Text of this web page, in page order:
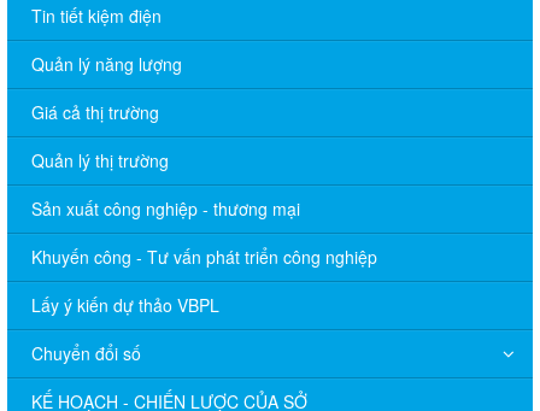
Tin tiết kiệm điện
Quản lý năng lượng
Giá cả thị trường
Quản lý thị trường
Sản xuất công nghiệp - thương mại
Khuyến công - Tư vấn phát triển công nghiệp
Lấy ý kiến dự thảo VBPL
Chuyển đổi số
KẾ HOẠCH - CHIẾN LƯỢC CỦA SỞ